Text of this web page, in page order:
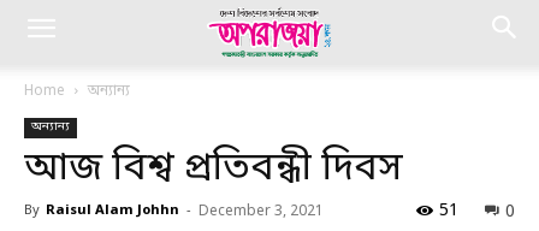
Home অন্যান্য
অন্যান্য
আজ বিশ্ব প্রতিবন্ধী দিবস
By Raisul Alam Johhn - December 3, 2021 0
51